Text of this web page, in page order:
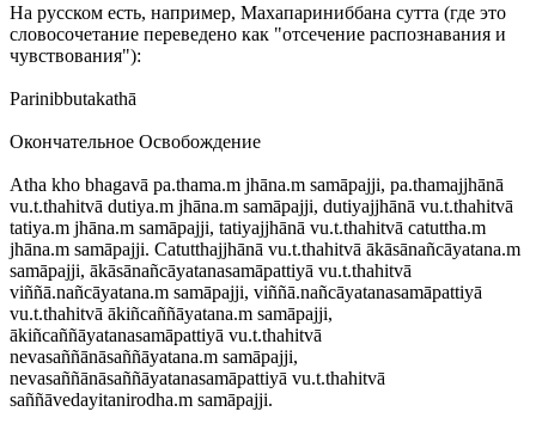
На русском есть, например, Махапариниббана сутта (где это
словосочетание переведено как "отсечение распознавания и
чувствования"):
Parinibbutakathā
Окончательное Освобождение
Atha kho bhagavā pa.thama.m jhāna.m samāpajji, pa.thamajjhānā
vu.t.thahitvā dutiya.m jhāna.m samāpajji, dutiyajjhānā vu.t.thahitvā
tatiya.m jhāna.m samāpajji, tatiyajjhānā vu.t.thahitvā catuttha.m
jhāna.m samāpajji. Catutthajjhānā vu.t.thahitvā ākāsānañcāyatana.m
samāpajji, ākāsānañcāyatanasamāpattiyā vu.t.thahitvā
viññā.nañcāyatana.m samāpajji, viññā.nañcāyatanasamāpattiyā
vu.t.thahitvā ākiñcaññāyatana.m samāpajji,
ākiñcaññāyatanasamāpattiyā vu.t.thahitvā
nevasaññānāsaññāyatana.m samāpajji,
nevasaññānāsaññāyatanasamāpattiyā vu.t.thahitvā
saññāvedayitanirodha.m samāpajji.